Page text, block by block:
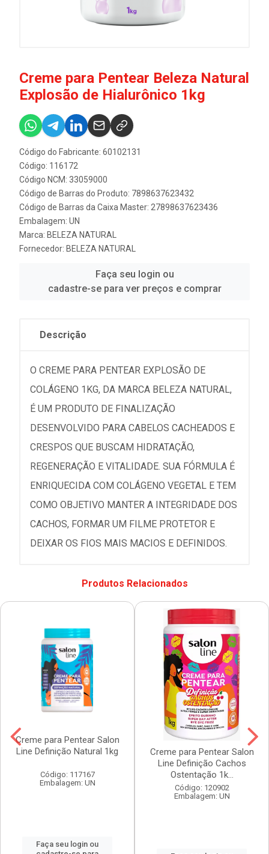
Creme para Pentear Beleza Natural
Explosão de Hialurônico 1kg
Código do Fabricante: 60102131
Código: 116172
Código NCM: 33059000
Código de Barras do Produto: 7898637623432
Código de Barras da Caixa Master: 27898637623436
Embalagem: UN
Marca: BELEZA NATURAL
Fornecedor: BELEZA NATURAL
Faça seu login ou
cadastre-se para ver preços e comprar
Descrição
O CREME PARA PENTEAR EXPLOSÃO DE
COLÁGENO 1KG, DA MARCA BELEZA NATURAL,
É UM PRODUTO DE FINALIZAÇÃO
DESENVOLVIDO PARA CABELOS CACHEADOS E
CRESPOS QUE BUSCAM HIDRATAÇÃO,
REGENERAÇÃO E VITALIDADE. SUA FÓRMULA É
ENRIQUECIDA COM COLÁGENO VEGETAL E TEM
COMO OBJETIVO MANTER A INTEGRIDADE DOS
CACHOS, FORMAR UM FILME PROTETOR E
DEIXAR OS FIOS MAIS MACIOS E DEFINIDOS.
Produtos Relacionados
Creme para Pentear Salon
Line Definição Natural 1kg
Código: 117167
Embalagem: UN
Faça seu login ou
Creme para Pentear Salon
Line Definição Cachos
Ostentação 1k...
Código: 120902
Embalagem: UN